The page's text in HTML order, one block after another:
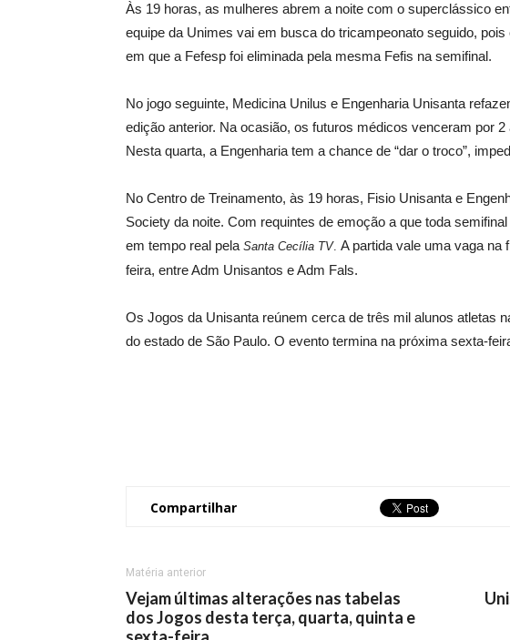
Às 19 horas, as mulheres abrem a noite com o superclássico
equipe da Unimes vai em busca do tricampeonato seguido,
em que a Fefesp foi eliminada pela mesma Fefis na semifinal.
No jogo seguinte, Medicina Unilus e Engenharia Unisanta
edição anterior. Na ocasião, os futuros médicos venceram por
Nesta quarta, a Engenharia tem a chance de “dar o troco”,
No Centro de Treinamento, às 19 horas, Fisio Unisanta e
Society da noite. Com requintes de emoção a que toda
em tempo real pela Santa Cecília TV. A partida vale uma vaga na
feira, entre Adm Unisantos e Adm Fals.
Os Jogos da Unisanta reúnem cerca de três mil alunos atletas
do estado de São Paulo. O evento termina na próxima sexta-
Compartilhar
Matéria anterior
Vejam últimas alterações nas tabelas
dos Jogos desta terça, quarta, quinta e